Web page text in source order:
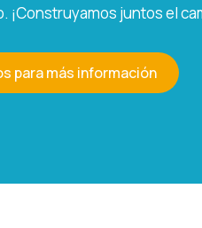
juntos el
para más información